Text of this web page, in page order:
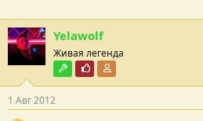
Yelawolf
Живая легенда
Модостроитель
Почётный пользователь
1 Авг 2012